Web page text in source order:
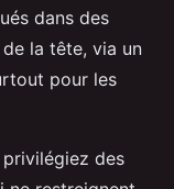
dans des
la tête, via un
pour les
des